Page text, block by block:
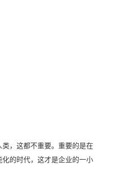
，这都不重要。重要的是在
的时代，这才是企业的一小